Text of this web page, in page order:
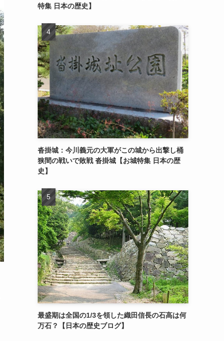
特集 日本の歴史】
沓掛城：今川義元の大軍がこの城から出撃し桶
狭間の戦いで敗戦 沓掛城【お城特集 日本の歴
史】
最盛期は全国の1/3を領した織田信長の石高は何
万石？【日本の歴史ブログ】